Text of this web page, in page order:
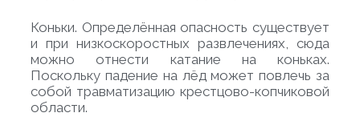
Коньки. Определённая опасность существует
и при низкоскоростных развлечениях, сюда
можно отнести катание на коньках.
Поскольку падение на лёд может повлечь за
собой травматизацию крестцово-копчиковой
области.